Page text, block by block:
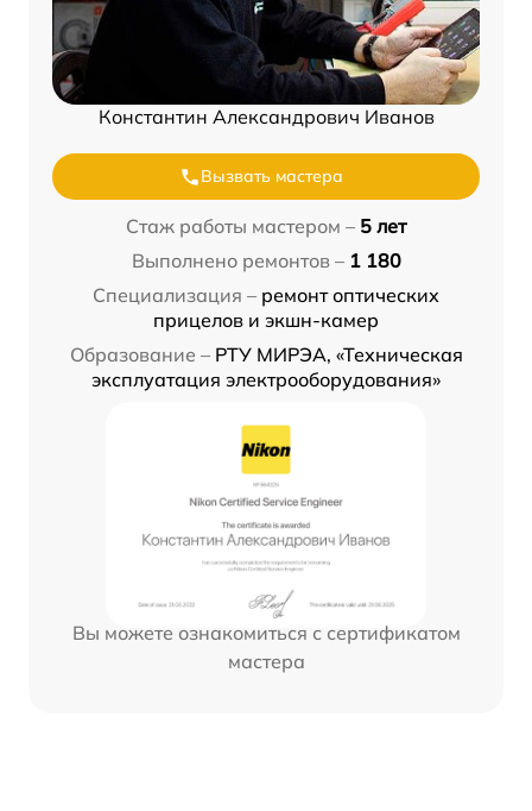
Константин Александрович Иванов
Вызвать мастера
Стаж работы мастером – 5 лет
Выполнено ремонтов – 1 180
Специализация – ремонт оптических
прицелов и экшн-камер
Образование – РТУ МИРЭА, «Техническая
эксплуатация электрооборудования»
Вы можете ознакомиться с сертификатом
мастера